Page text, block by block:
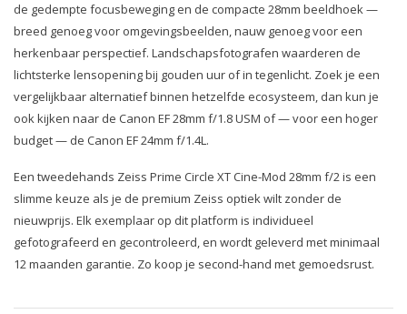
de gedempte focusbeweging en de compacte 28mm beeldhoek —
breed genoeg voor omgevingsbeelden, nauw genoeg voor een
herkenbaar perspectief. Landschapsfotografen waarderen de
lichtsterke lensopening bij gouden uur of in tegenlicht. Zoek je een
vergelijkbaar alternatief binnen hetzelfde ecosysteem, dan kun je
ook kijken naar de Canon EF 28mm f/1.8 USM of — voor een hoger
budget — de Canon EF 24mm f/1.4L.
Een tweedehands Zeiss Prime Circle XT Cine-Mod 28mm f/2 is een
slimme keuze als je de premium Zeiss optiek wilt zonder de
nieuwprijs. Elk exemplaar op dit platform is individueel
gefotografeerd en gecontroleerd, en wordt geleverd met minimaal
12 maanden garantie. Zo koop je second-hand met gemoedsrust.